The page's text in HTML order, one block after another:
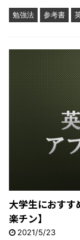
勉強法 参考書
大学生におすす
楽チン】
2021/5/23